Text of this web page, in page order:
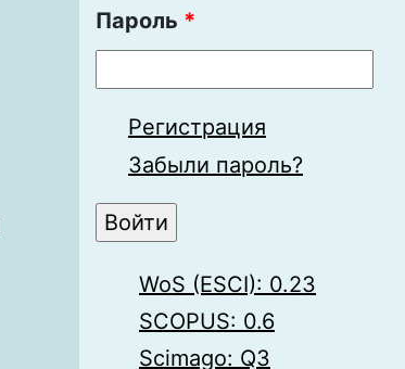
Пароль *
Регистрация
Забыли пароль?
WoS (ESCI): 0.23
SCOPUS: 0.6
Scimago: Q3